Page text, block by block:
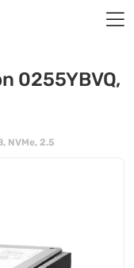
0255YBVQ,
NVMe, 2.5